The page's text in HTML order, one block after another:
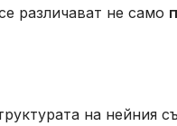
различават не само
на нейния